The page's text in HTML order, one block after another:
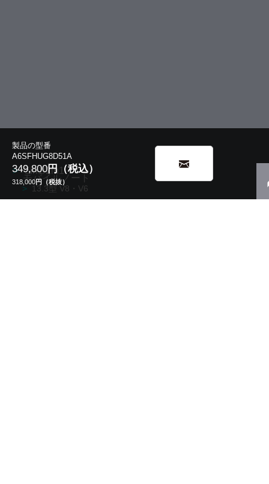
製品の型番
A6SFHUG8D51A
349,800円（税込）
318,000円（税抜）
5in1/2in1
モバイルノート
13.3型 V8・V6